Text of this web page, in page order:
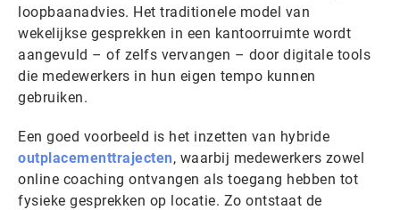
loopbaanadvies. Het traditionele model van
wekelijkse gesprekken in een kantoorruimte wordt
aangevuld – of zelfs vervangen – door digitale tools
die medewerkers in hun eigen tempo kunnen
gebruiken.
Een goed voorbeeld is het inzetten van hybride
outplacementtrajecten, waarbij medewerkers zowel
online coaching ontvangen als toegang hebben tot
fysieke gesprekken op locatie. Zo ontstaat de